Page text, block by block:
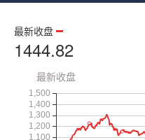
最新收盘
1444.82